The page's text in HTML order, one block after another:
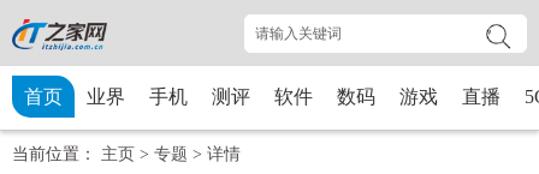
首页 业界 手机 测评 软件 数码 游戏 直播
当前位置： 主页 > 专题 > 详情